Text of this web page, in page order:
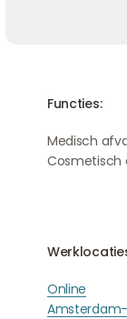
Functies:
Medisch
Cosmetisch
Online